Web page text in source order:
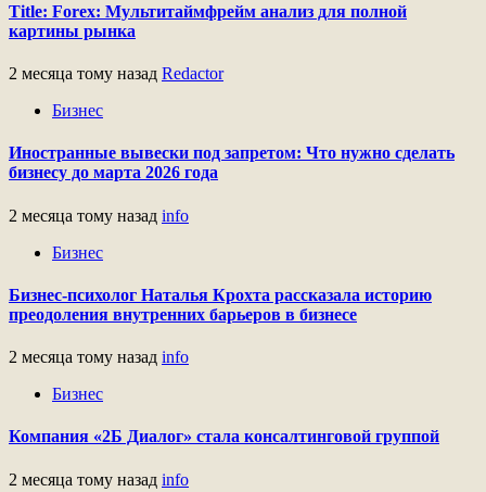
Title: Forex: Мультитаймфрейм анализ для полной
картины рынка
2 месяца тому назад Redactor
Бизнес
Иностранные вывески под запретом: Что нужно сделать
бизнесу до марта 2026 года
2 месяца тому назад info
Бизнес
Бизнес-психолог Наталья Крохта рассказала историю
преодоления внутренних барьеров в бизнесе
2 месяца тому назад info
Бизнес
Компания «2Б Диалог» стала консалтинговой группой
2 месяца тому назад info